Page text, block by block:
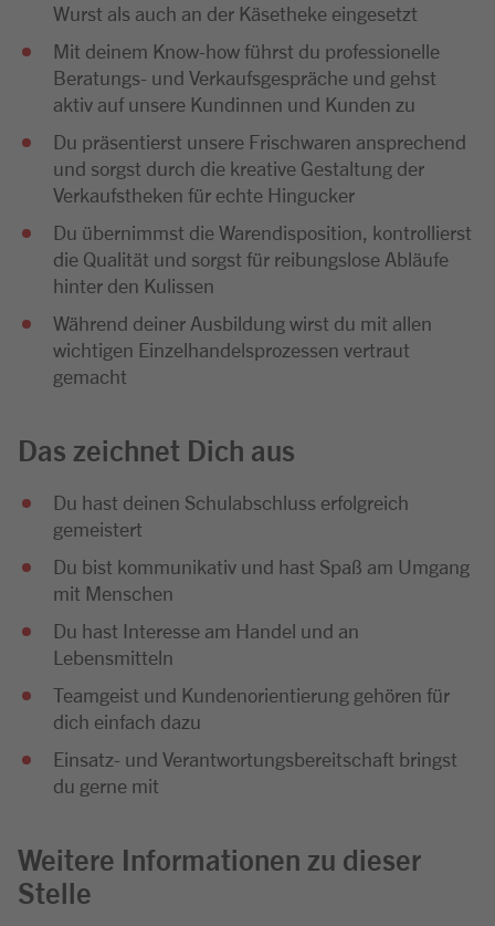
Wurst als auch an der Käsetheke eingesetzt
Mit deinem Know-how führst du professionelle
Beratungs- und Verkaufsgespräche und gehst
aktiv auf unsere Kundinnen und Kunden zu
Du präsentierst unsere Frischwaren ansprechend
und sorgst durch die kreative Gestaltung der
Verkaufstheken für echte Hingucker
Du übernimmst die Warendisposition, kontrollierst
die Qualität und sorgst für reibungslose Abläufe
hinter den Kulissen
Während deiner Ausbildung wirst du mit allen
wichtigen Einzelhandelsprozessen vertraut
gemacht
Das zeichnet Dich aus
Du hast deinen Schulabschluss erfolgreich
gemeistert
Du bist kommunikativ und hast Spaß am Umgang
mit Menschen
Du hast Interesse am Handel und an
Lebensmitteln
Teamgeist und Kundenorientierung gehören für
dich einfach dazu
Einsatz- und Verantwortungsbereitschaft bringst
du gerne mit
Weitere Informationen zu dieser
Stelle